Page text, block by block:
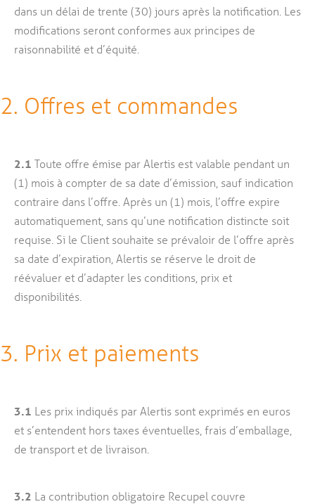
dans un délai de trente (30) jours après la notification. Les
modifications seront conformes aux principes de
raisonnabilité et d’équité.
2. Offres et commandes
2.1 Toute offre émise par Alertis est valable pendant un
(1) mois à compter de sa date d’émission, sauf indication
contraire dans l’offre. Après un (1) mois, l’offre expire
automatiquement, sans qu’une notification distincte soit
requise. Si le Client souhaite se prévaloir de l’offre après
sa date d’expiration, Alertis se réserve le droit de
réévaluer et d’adapter les conditions, prix et
disponibilités.
3. Prix et paiements
3.1 Les prix indiqués par Alertis sont exprimés en euros
et s’entendent hors taxes éventuelles, frais d’emballage,
de transport et de livraison.
3.2 La contribution obligatoire Recupel couvre